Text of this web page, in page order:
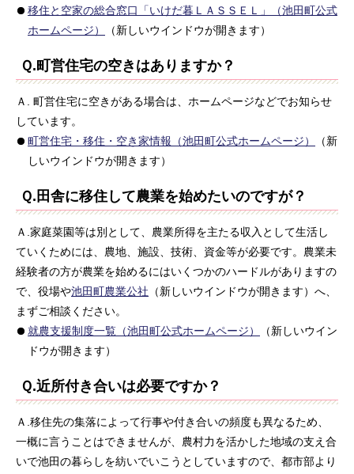
移住と空家の総合窓口「いけだ暮ＬＡＳＳＥＬ」（池田町公式
ホームページ）
（新しいウインドウが開きます）
Ｑ.町営住宅の空きはありますか？
Ａ. 町営住宅に空きがある場合は、ホームページなどでお知らせ
しています。
町営住宅・移住・空き家情報（池田町公式ホームページ）
（新
しいウインドウが開きます）
Ｑ.田舎に移住して農業を始めたいのですが？
Ａ.家庭菜園等は別として、農業所得を主たる収入として生活し
ていくためには、農地、施設、技術、資金等が必要です。農業未
経験者の方が農業を始めるにはいくつかのハードルがありますの
で、役場や池田町農業公社 （新しいウインドウが開きます）へ、
まずご相談ください。
就農支援制度一覧（池田町公式ホームページ）
（新しいウイン
ドウが開きます）
Ｑ.近所付き合いは必要ですか？
Ａ.移住先の集落によって行事や付き合いの頻度も異なるため、
一概に言うことはできませんが、農村力を活かした地域の支え合
いで池田の暮らしを紡いでいこうとしていますので、都市部より